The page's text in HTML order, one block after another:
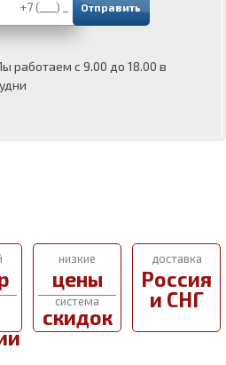
работаем с 9.00 до 18.00 в
низкие
цены
система
скидок
доставка
Россия
и СНГ